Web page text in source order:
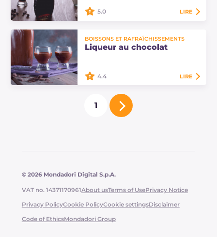
parfaite pour une fin de repas
délicieuse, réalisée avec du café
5.0 LIRE
BOISSONS ET RAFRAÎCHISSEMENTS
Liqueur au chocolat
La liqueur au chocolat est une
délicieuse liqueur crémeuse, idéale
pour réchauffer les cœurs lors des
4.4 LIRE
1
© 2026 Mondadori Digital S.p.A.
VAT no. 14371170961About usTerms of UsePrivacy Notice
Privacy PolicyCookie PolicyCookie settingsDisclaimer
Code of EthicsMondadori Group